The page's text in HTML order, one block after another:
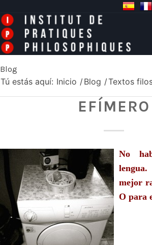
Blog
Tú estás aquí: Inicio / Blog /Textos
EFÍMERO
No
mejor
O para